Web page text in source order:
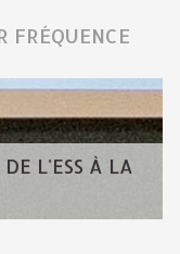
FRÉQUENCE
DE L'ESS À LA